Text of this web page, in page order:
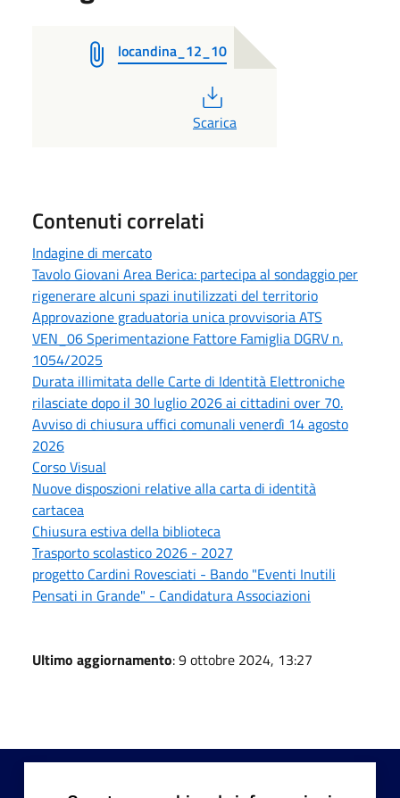
locandina_12_10
Scarica
Contenuti correlati
Indagine di mercato
Tavolo Giovani Area Berica: partecipa al sondaggio per
rigenerare alcuni spazi inutilizzati del territorio
Approvazione graduatoria unica provvisoria ATS
VEN_06 Sperimentazione Fattore Famiglia DGRV n.
1054/2025
Durata illimitata delle Carte di Identità Elettroniche
rilasciate dopo il 30 luglio 2026 ai cittadini over 70.
Avviso di chiusura uffici comunali venerdì 14 agosto
2026
Corso Visual
Nuove disposzioni relative alla carta di identità
cartacea
Chiusura estiva della biblioteca
Trasporto scolastico 2026 - 2027
progetto Cardini Rovesciati - Bando "Eventi Inutili
Pensati in Grande" - Candidatura Associazioni
Ultimo aggiornamento: 9 ottobre 2024, 13:27